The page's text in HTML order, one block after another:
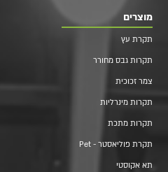
מוצרים
תקרת עץ
תקרות גבס מחורר
צמר זכוכית
תקרות מינרליות
תקרות מתכת
תקרת פוליאסטר - Pet
תא אקוסטי